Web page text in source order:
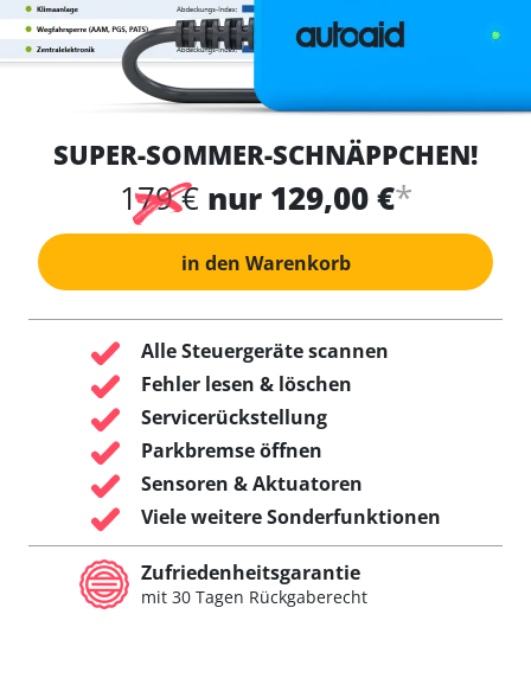
SUPER-SOMMER-SCHNÄPPCHEN!
179 € nur 129,00 €*
in den Warenkorb
Alle Steuergeräte scannen
Fehler lesen & löschen
Servicerückstellung
Parkbremse öffnen
Sensoren & Aktuatoren
Viele weitere Sonderfunktionen
Zufriedenheitsgarantie
mit 30 Tagen Rückgaberecht